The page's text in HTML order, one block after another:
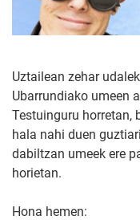
Uztailean zehar
Ubarrundiako umeen
Testuinguru horretan,
hala nahi duen
dabiltzan umeek ere
horietan.
Hona hemen: